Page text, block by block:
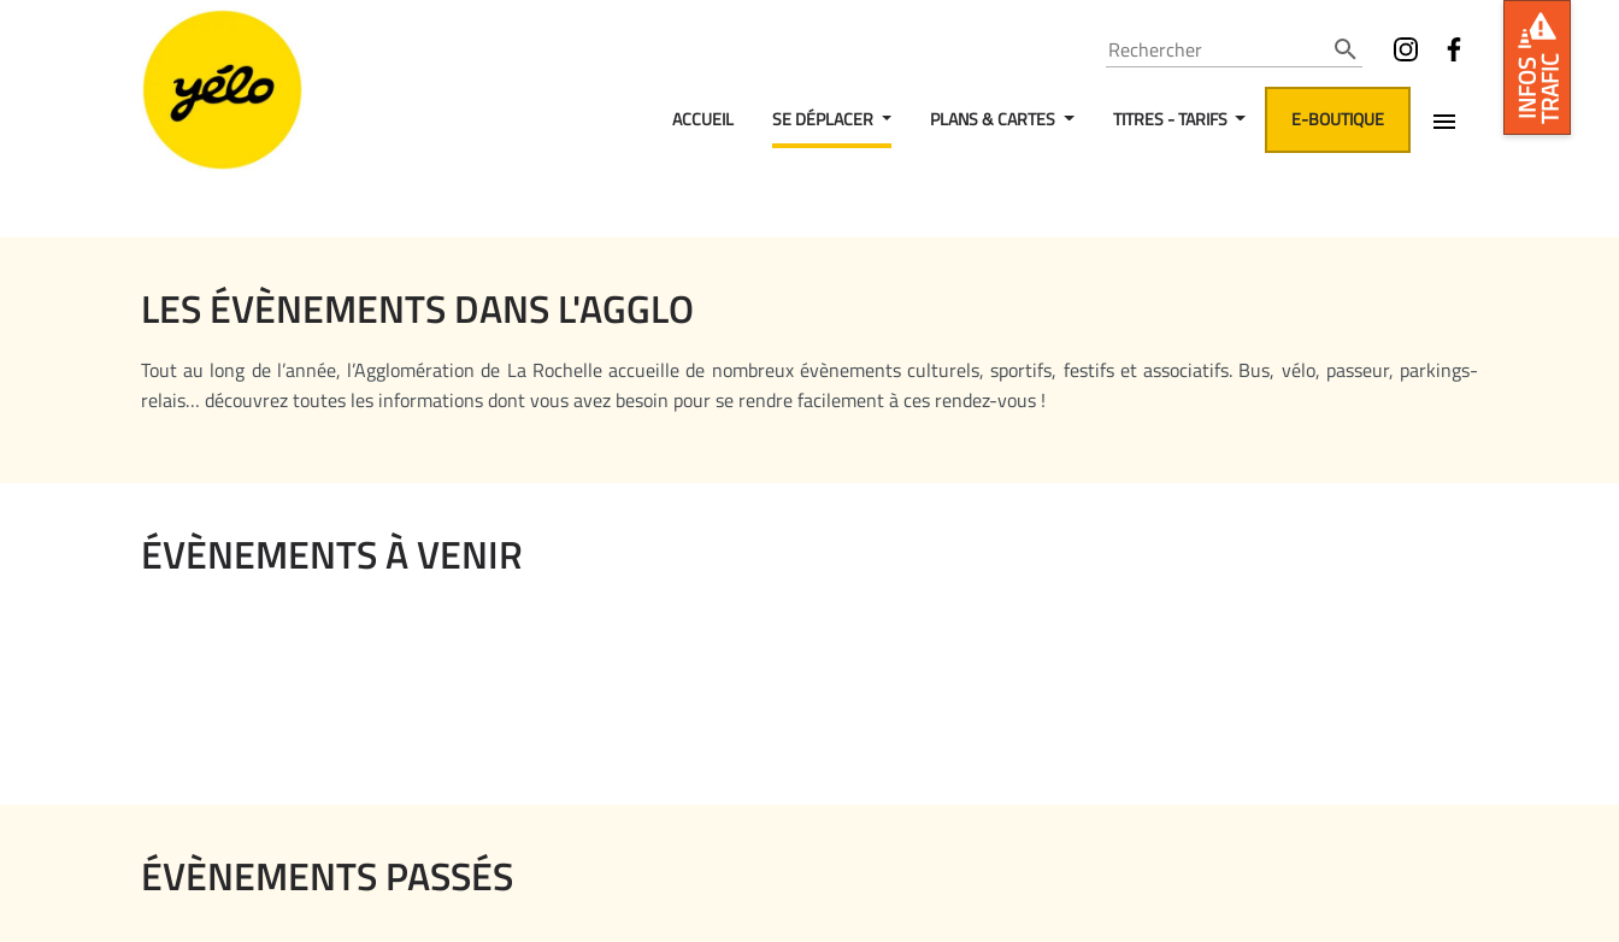
INFOSTRAFIC
Rechercher
ACCUEIL SE DÉPLACER PLANS & CARTES TITRES - TARIFS E-BOUTIQUE
LES ÉVÈNEMENTS DANS L'AGGLO
Tout au long de l’année, l’Agglomération de La Rochelle accueille de nombreux évènements culturels, sportifs, festifs et associatifs. Bus, vélo, passeur, parkings-
relais… découvrez toutes les informations dont vous avez besoin pour se rendre facilement à ces rendez-vous !
ÉVÈNEMENTS À VENIR
ÉVÈNEMENTS PASSÉS
Panneau de gestion des cookies